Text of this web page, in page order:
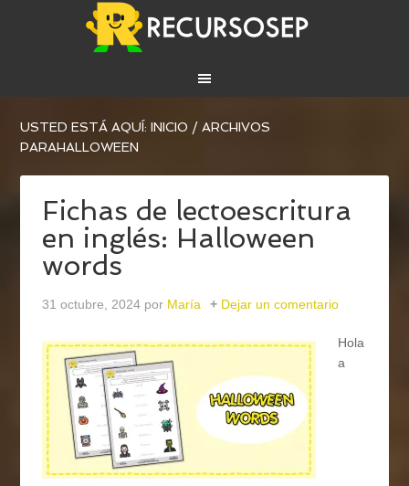
USTED ESTÁ AQUÍ:INICIO / ARCHIVOS
PARAHALLOWEEN
Fichas de lectoescritura
en inglés: Halloween
words
31 octubre, 2024 por María Dejar un comentario
Hola
a